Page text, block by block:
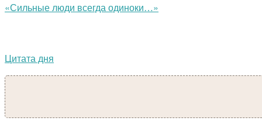
«Сильные люди всегда одиноки…»
Цитата дня